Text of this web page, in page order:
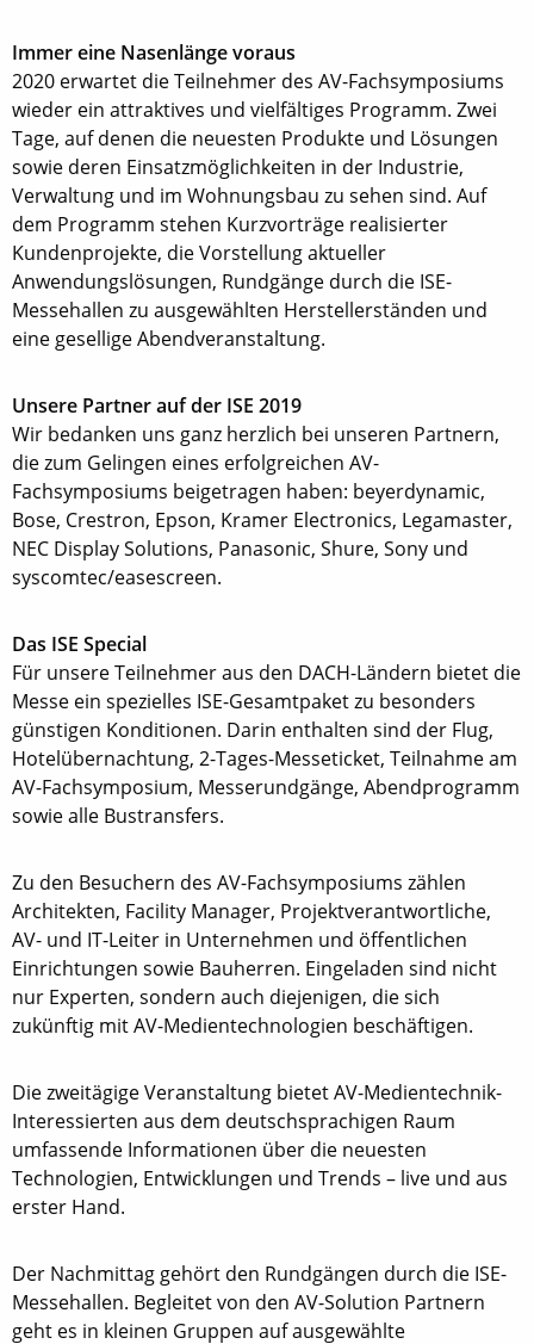
Immer eine Nasenlänge voraus
2020 erwartet die Teilnehmer des AV-Fachsymposiums
wieder ein attraktives und vielfältiges Programm. Zwei
Tage, auf denen die neuesten Produkte und Lösungen
sowie deren Einsatzmöglichkeiten in der Industrie,
Verwaltung und im Wohnungsbau zu sehen sind. Auf
dem Programm stehen Kurzvorträge realisierter
Kundenprojekte, die Vorstellung aktueller
Anwendungslösungen, Rundgänge durch die ISE-
Messehallen zu ausgewählten Herstellerständen und
eine gesellige Abendveranstaltung.
Unsere Partner auf der ISE 2019
Wir bedanken uns ganz herzlich bei unseren Partnern,
die zum Gelingen eines erfolgreichen AV-
Fachsymposiums beigetragen haben: beyerdynamic,
Bose, Crestron, Epson, Kramer Electronics, Legamaster,
NEC Display Solutions, Panasonic, Shure, Sony und
syscomtec/easescreen.
Das ISE Special
Für unsere Teilnehmer aus den DACH-Ländern bietet die
Messe ein spezielles ISE-Gesamtpaket zu besonders
günstigen Konditionen. Darin enthalten sind der Flug,
Hotelübernachtung, 2-Tages-Messeticket, Teilnahme am
AV-Fachsymposium, Messerundgänge, Abendprogramm
sowie alle Bustransfers.
Zu den Besuchern des AV-Fachsymposiums zählen
Architekten, Facility Manager, Projektverantwortliche,
AV- und IT-Leiter in Unternehmen und öffentlichen
Einrichtungen sowie Bauherren. Eingeladen sind nicht
nur Experten, sondern auch diejenigen, die sich
zukünftig mit AV-Medientechnologien beschäftigen.
Die zweitägige Veranstaltung bietet AV-Medientechnik-
Interessierten aus dem deutschsprachigen Raum
umfassende Informationen über die neuesten
Technologien, Entwicklungen und Trends – live und aus
erster Hand.
Der Nachmittag gehört den Rundgängen durch die ISE-
Messehallen. Begleitet von den AV-Solution Partnern
geht es in kleinen Gruppen auf ausgewählte